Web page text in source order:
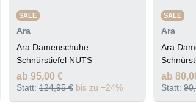
SALE
Ara
Ara Damenschuhe
Schnürstiefel NUTS
ab 95,00 €
Statt: 124,95 € bis zu −24%
SALE
Ara
Ara
ab
Statt: